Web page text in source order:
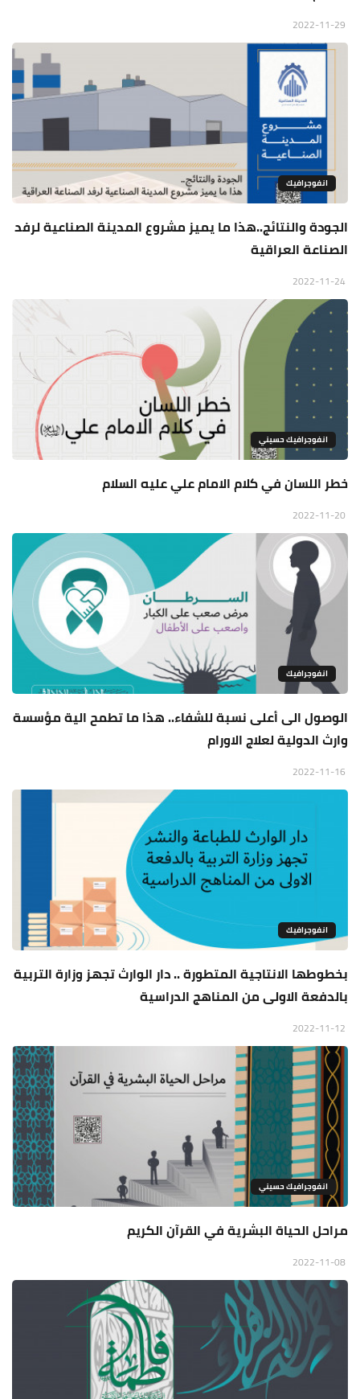
انفوجرافيك
الجودة والنتائج..هذا ما يميز مشروع المدينة الصناعية لرفد
الصناعة العراقية
انفوجرافيك حسيني
خطر اللسان في كلام الامام علي عليه السلام
انفوجرافيك
الوصول الى أعلى نسبة للشفاء.. هذا ما تطمح الية مؤسسة
وارث الدولية لعلاج الاورام
انفوجرافيك
بخطوطها الانتاجية المتطورة .. دار الوارث تجهز وزارة التربية
بالدفعة الاولى من المناهج الدراسية
انفوجرافيك حسيني
مراحل الحياة البشرية في القرآن الکریم